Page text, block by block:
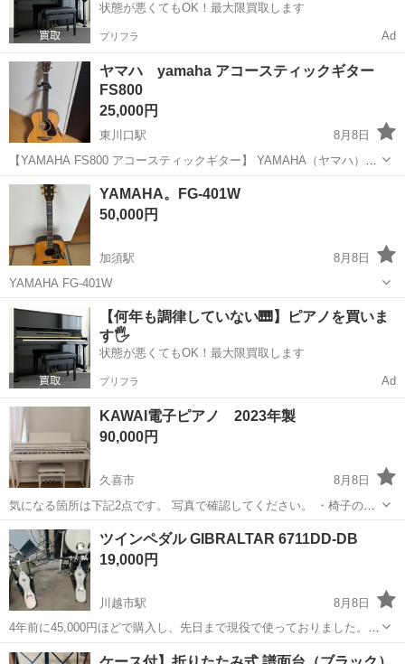
状態が悪くてもOK！最大限買取します
プリフラ Ad
ヤマハ yamaha アコースティックギター
FS800
25,000円
東川口駅
8月8日
【YAMAHA FS800 アコースティックギター】 YAMAHA（ヤマハ）の
アコースティックギター「FS800」です。 会社の余興用で数回使用し
たのみです。 ギター本体に加えて、以下をセットでお付けします。 ...
埼玉 さいたま市
YAMAHA。FG-401W
50,000円
加須駅
8月8日
YAMAHA FG-401W
埼玉 加須市 加須駅 弦楽器、ギター
【何年も調律していない🎹】ピアノを買いま
す🖐️
状態が悪くてもOK！最大限買取します
プリフラ Ad
KAWAI電子ピアノ 2023年製
90,000円
久喜市
8月8日
気になる箇所は下記2点です。 写真で確認してください。 ・椅子の若
干の汚れ ・楽譜置きの角 引き取りに来れれる方限定てす。 よろしく
お願いします。
埼玉 久喜市 鍵盤楽器、ピアノ
ツインペダル GIBRALTAR 6711DD-DB
19,000円
川越市駅
8月8日
4年前に45,000円ほどで購入し、先日まで現役で使っておりました。
新しいペダルを購入したので、出品いたします。 ケースなし、チュー
埼玉 川越市 川越市駅 打楽器、ドラム ツインペダル